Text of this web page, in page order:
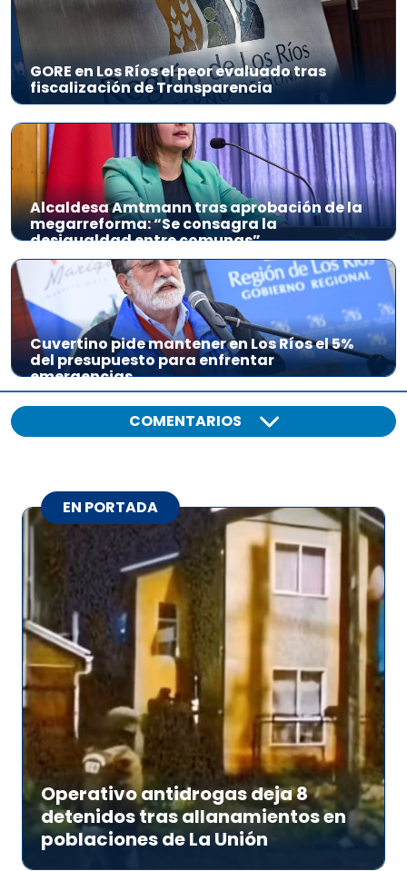
GORE en Los Ríos el peor evaluado tras
fiscalización de Transparencia
Alcaldesa Amtmann tras aprobación de la
megarreforma: “Se consagra la
desigualdad entre comunas”
Cuvertino pide mantener en Los Ríos el 5%
del presupuesto para enfrentar
emergencias
COMENTARIOS
EN PORTADA
Operativo antidrogas deja 8
detenidos tras allanamientos en
poblaciones de La Unión